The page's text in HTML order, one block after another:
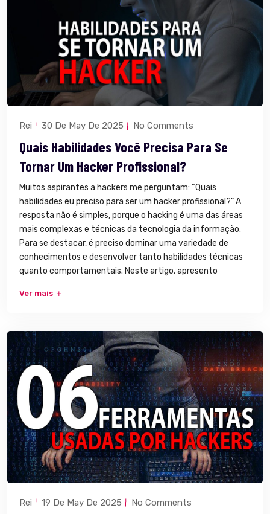
Rei 30 De May De 2025 No Comments
Quais Habilidades Você Precisa Para Se
Tornar Um Hacker Profissional?
Muitos aspirantes a hackers me perguntam: “Quais
habilidades eu preciso para ser um hacker profissional?” A
resposta não é simples, porque o hacking é uma das áreas
mais complexas e técnicas da tecnologia da informação.
Para se destacar, é preciso dominar uma variedade de
conhecimentos e desenvolver tanto habilidades técnicas
quanto comportamentais. Neste artigo, apresento
Ver mais
Rei 19 De May De 2025 No Comments